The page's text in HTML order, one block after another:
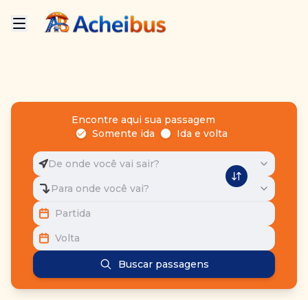
Encontre aqui sua passagem
Somente ida
Ida e volta
De onde você vai sair?
Para onde você vai?
Partida
Volta
Buscar passagens